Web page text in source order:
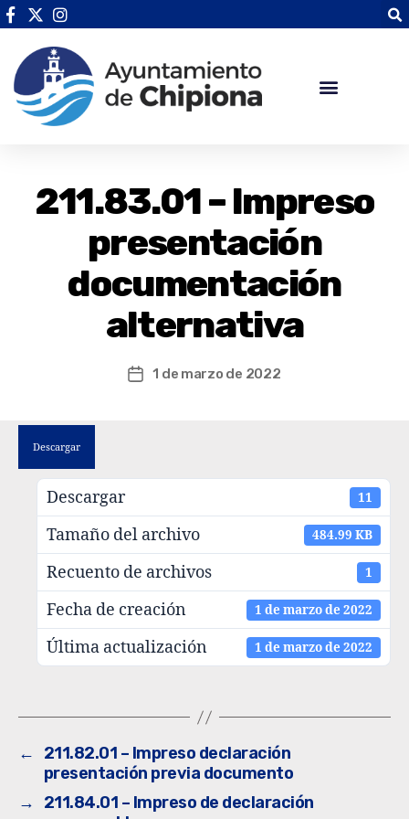
211.83.01 – Impreso
presentación
documentación
alternativa
1 de marzo de 2022
Descargar
Descargar 11
Tamaño del archivo 484.99 KB
Recuento de archivos 1
Fecha de creación 1 de marzo de 2022
Última actualización 1 de marzo de 2022
←
211.82.01 – Impreso declaración
presentación previa documento
→
211.84.01 – Impreso de declaración